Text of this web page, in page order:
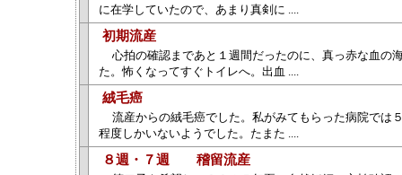
に在学していたので、あまり真剣に ....
初期流産
心拍の確認まであと１週間だったのに、真っ赤な血の
た。怖くなってすぐトイレへ。出血 ....
絨毛癌
流産からの絨毛癌でした。私がみてもらった病院では
程度しかいないようでした。たまた ....
８週・７週 稽留流産